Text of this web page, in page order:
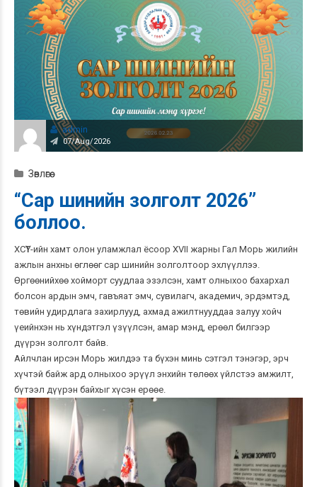
admin
07/Aug/2026
Зөвлөгөө
“Сар шинийн золголт 2026”
боллоо.
ХСҮТ-ийн хамт олон уламжлал ёсоор XVII жарны Гал Морь жилийн
ажлын анхны өглөөг сар шинийн золголтоор эхлүүллээ.
Өргөөнийхөө хойморт суудлаа эзэлсэн, хамт олныхоо бахархал
болсон ардын эмч, гавъяат эмч, сувилагч, академич, эрдэмтэд,
төвийн удирдлага захирлууд, ахмад ажилтнууддаа залуу хойч
үеийнхэн нь хүндэтгэл үзүүлсэн, амар мэнд, ерөөл билгээр
дүүрэн золголт байв.
Айлчлан ирсэн Морь жилдээ та бүхэн минь сэтгэл тэнэгэр, эрч
хүчтэй байж ард олныхоо эрүүл энхийн төлөөх үйлстээ амжилт,
бүтээл дүүрэн байхыг хүсэн ерөөе.